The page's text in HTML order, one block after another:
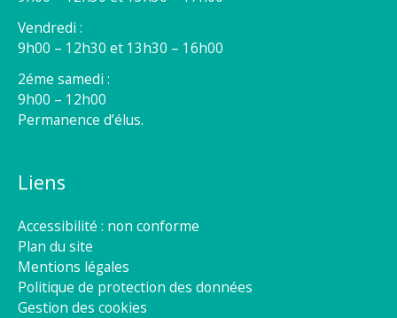
Vendredi :
9h00 – 12h30 et 13h30 – 16h00
2éme samedi :
9h00 – 12h00
Permanence d’élus.
Liens
Accessibilité : non conforme
Plan du site
Mentions légales
Politique de protection des données
Gestion des cookies